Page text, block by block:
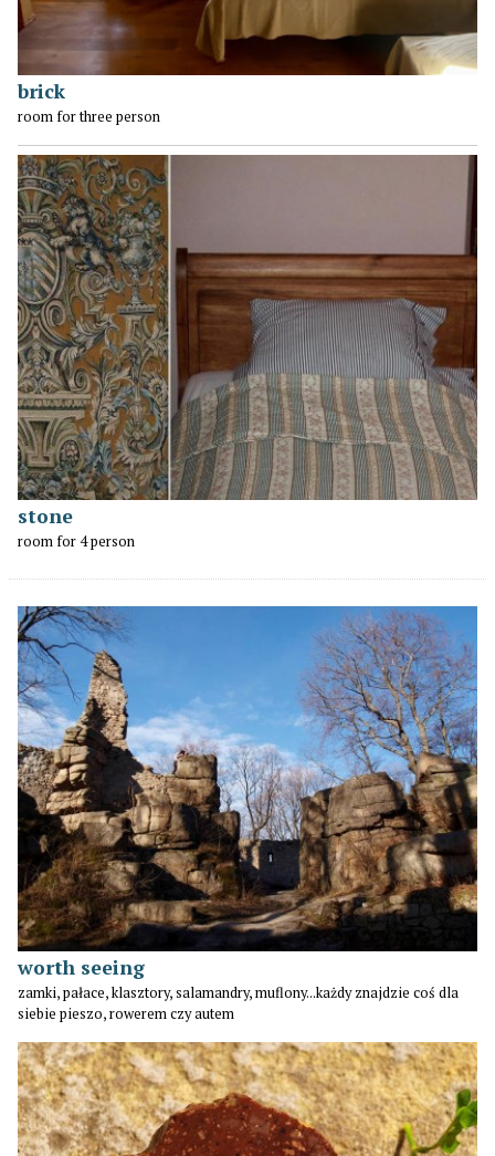
brick
room for three person
stone
room for 4 person
worth seeing
zamki, pałace, klasztory, salamandry, muflony...każdy znajdzie coś dla
siebie pieszo, rowerem czy autem